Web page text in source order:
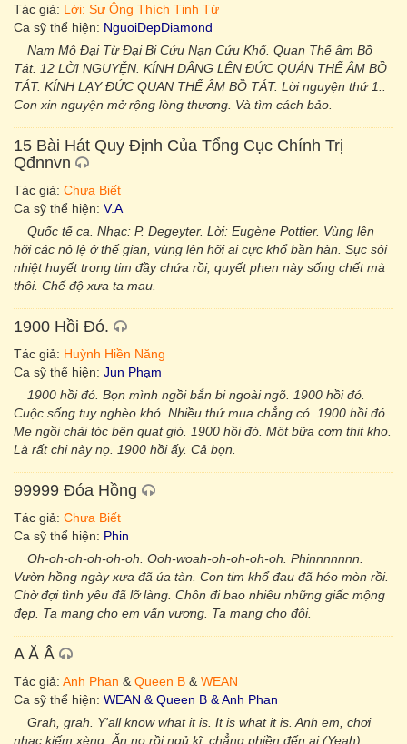
Tác giả: Lời: Sư Ông Thích Tịnh Từ
Ca sỹ thể hiện: NguoiDepDiamond
Nam Mô Đại Từ Đại Bi Cứu Nạn Cứu Khổ. Quan Thế âm Bồ
Tát. 12 LỜI NGUYỆN. KÍNH DÂNG LÊN ĐỨC QUÁN THẾ ÂM BỒ
TÁT. KÍNH LẠY ĐỨC QUAN THẾ ÂM BỒ TÁT. Lời nguyện thứ 1:.
Con xin nguyện mở rộng lòng thương. Và tìm cách bảo.
15 Bài Hát Quy Định Của Tổng Cục Chính Trị
Qđnnvn
Tác giả: Chưa Biết
Ca sỹ thể hiện: V.A
Quốc tế ca. Nhạc: P. Degeyter. Lời: Eugène Pottier. Vùng lên
hỡi các nô lệ ở thế gian, vùng lên hỡi ai cực khổ bần hàn. Sục sôi
nhiệt huyết trong tim đầy chứa rồi, quyết phen này sống chết mà
thôi. Chế độ xưa ta mau.
1900 Hồi Đó.
Tác giả: Huỳnh Hiền Năng
Ca sỹ thể hiện: Jun Phạm
1900 hồi đó. Bọn mình ngồi bắn bi ngoài ngõ. 1900 hồi đó.
Cuộc sống tuy nghèo khó. Nhiều thứ mua chẳng có. 1900 hồi đó.
Mẹ ngồi chải tóc bên quạt gió. 1900 hồi đó. Một bữa cơm thịt kho.
Là rất chi này nọ. 1900 hồi ấy. Cả bọn.
99999 Đóa Hồng
Tác giả: Chưa Biết
Ca sỹ thể hiện: Phin
Oh-oh-oh-oh-oh-oh. Ooh-woah-oh-oh-oh-oh. Phinnnnnnn.
Vườn hồng ngày xưa đã úa tàn. Con tim khổ đau đã héo mòn rồi.
Chờ đợi tình yêu đã lỡ làng. Chôn đi bao nhiêu những giấc mộng
đẹp. Ta mang cho em vấn vương. Ta mang cho đôi.
A Ă Â
Tác giả: Anh Phan & Queen B & WEAN
Ca sỹ thể hiện: WEAN & Queen B & Anh Phan
Grah, grah. Y'all know what it is. It is what it is. Anh em, chơi
nhạc kiếm xèng. Ăn no rồi ngủ kĩ, chẳng phiền đến ai (Yeah).